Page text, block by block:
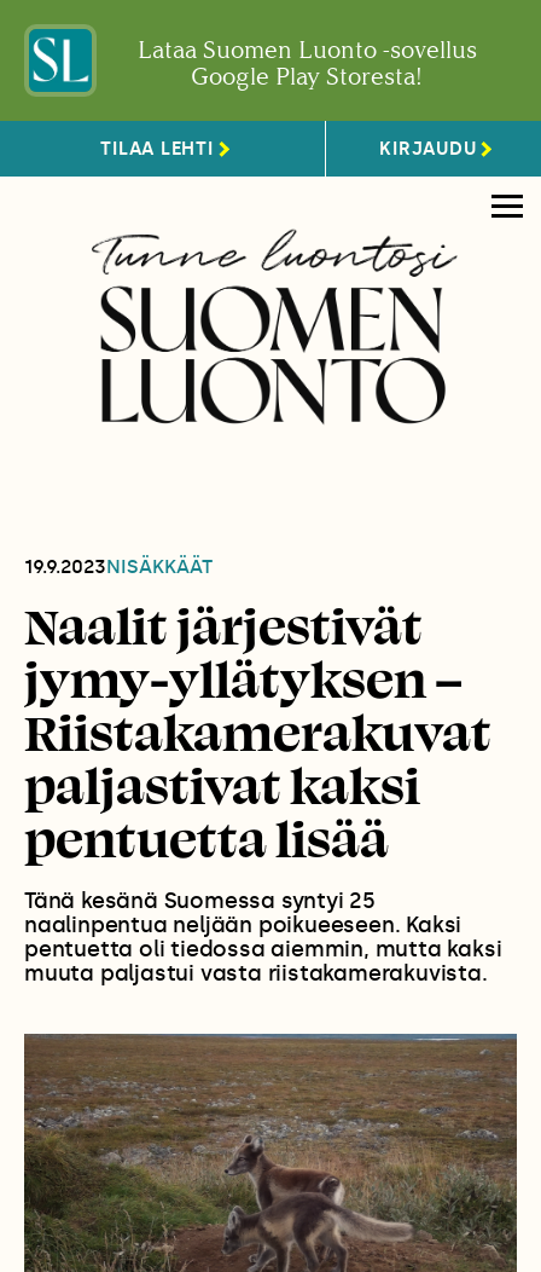
Lataa Suomen Luonto -sovellus
Google Play Storesta!
TILAA LEHTI KIRJAUDU
19.9.2023NISÄKKÄÄT
Naalit järjestivät
jymy-yllätyksen –
Riistakamerakuvat
paljastivat kaksi
pentuetta lisää
Tänä kesänä Suomessa syntyi 25
naalinpentua neljään poikueeseen. Kaksi
pentuetta oli tiedossa aiemmin, mutta kaksi
muuta paljastui vasta riistakamerakuvista.